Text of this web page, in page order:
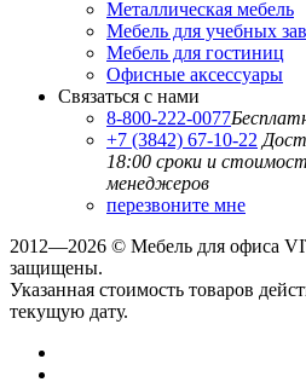
Металлическая мебель
Мебель для учебных
Мебель для гостиниц
Офисные аксессуары
Связаться с нами
8-800-222-0077
+7 (3842) 67-10-22
18:00 сроки и
менеджеров
перезвоните мне
2012—2026 © Мебель для офиса
защищены.
Указанная стоимость товаров
текущую дату.